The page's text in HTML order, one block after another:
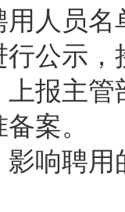
人员
公示
报主
案。
聘用